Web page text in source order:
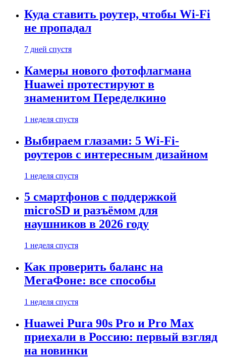
Куда ставить роутер, чтобы Wi-Fi
не пропадал
7 дней спустя
Камеры нового фотофлагмана
Huawei протестируют в
знаменитом Переделкино
1 неделя спустя
Выбираем глазами: 5 Wi-Fi-
роутеров с интересным дизайном
1 неделя спустя
5 смартфонов с поддержкой
microSD и разъёмом для
наушников в 2026 году
1 неделя спустя
Как проверить баланс на
МегаФоне: все способы
1 неделя спустя
Huawei Pura 90s Pro и Pro Max
приехали в Россию: первый взгляд
на новинки